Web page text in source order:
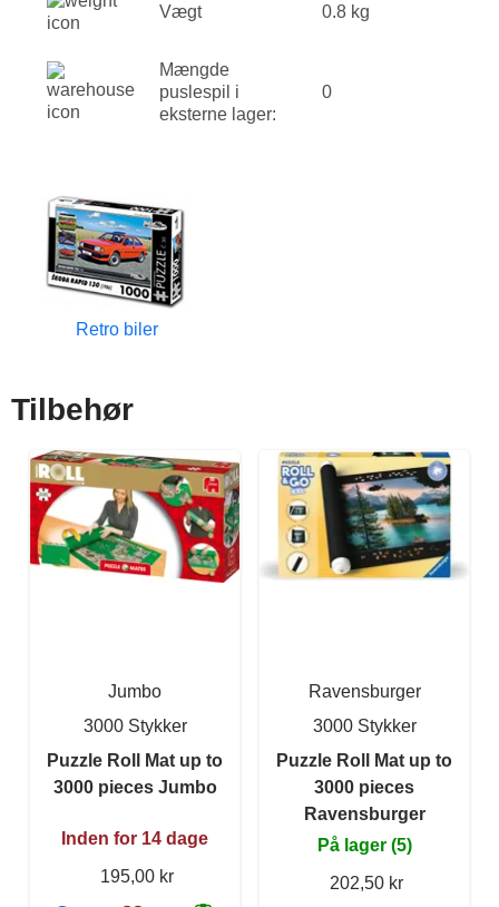
Vægt 0.8 kg
Mængde
puslespil i
eksterne lager:
0
Retro biler
Tilbehør
Jumbo
3000 Stykker
Puzzle Roll Mat up to
3000 pieces Jumbo
Inden for 14 dage
195,00 kr
Ravensburger
3000 Stykker
Puzzle Roll Mat up to
3000 pieces
Ravensburger
På lager (5)
202,50 kr